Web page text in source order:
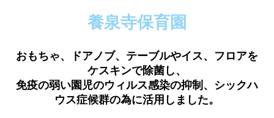
養泉寺保育園
おもちゃ、ドアノブ、テーブルやイス、フロアを
ケスキンで除菌し、
免疫の弱い園児のウィルス感染の抑制、シックハ
ウス症候群の為に活用しました。